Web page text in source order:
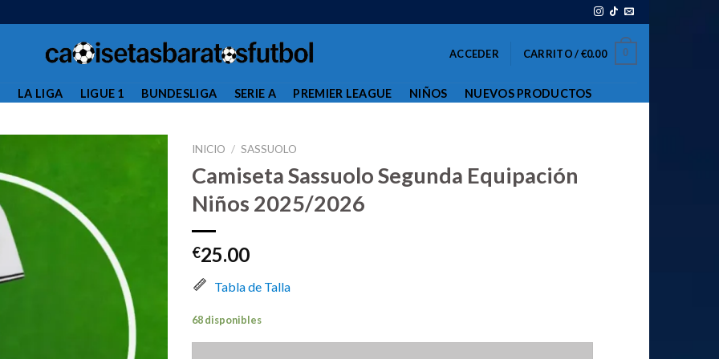
ACCEDER CARRITO /€0.00 0
LA LIGA LIGUE 1 BUNDESLIGA SERIE A PREMIER LEAGUE NIÑOS NUEVOS PRODUCTOS
INICIO / SASSUOLO
Camiseta Sassuolo Segunda Equipación
Niños 2025/2026
€25.00
Tabla de Talla
68 disponibles